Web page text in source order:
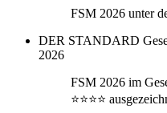
FSM 2026 unter
DER STANDARD
2026
FSM 2026 im
⭐⭐⭐⭐